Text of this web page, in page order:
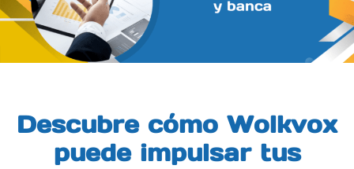
Descubre cómo Wolkvox
puede impulsar tus